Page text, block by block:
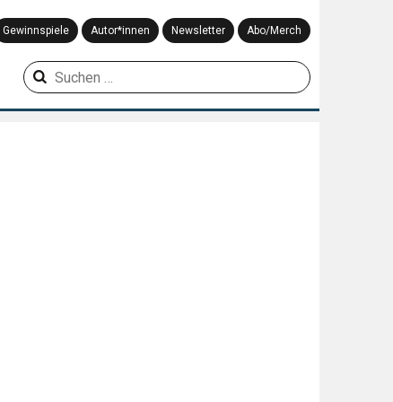
Gewinnspiele Autor*innen Newsletter Abo/Merch
Suchen
nach: